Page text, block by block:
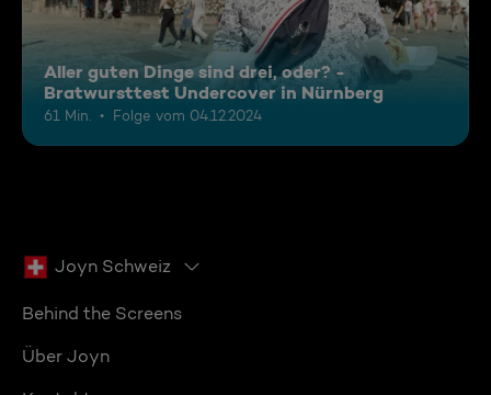
Aller guten Dinge sind drei, oder? -
Bratwursttest Undercover in Nürnberg
61 Min. Folge vom 04.12.2024
Joyn Schweiz
Behind the Screens
Über Joyn